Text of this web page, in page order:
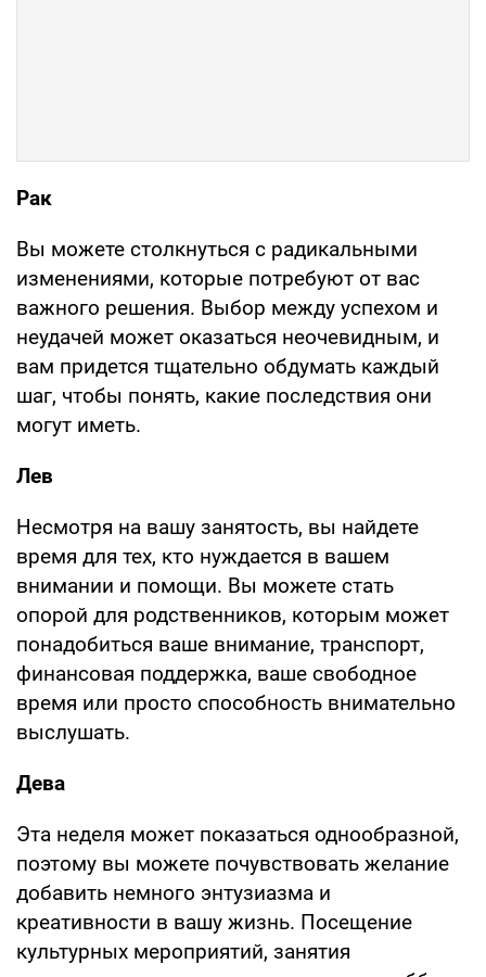
Рак
Вы можете столкнуться с радикальными
изменениями, которые потребуют от вас
важного решения. Выбор между успехом и
неудачей может оказаться неочевидным, и
вам придется тщательно обдумать каждый
шаг, чтобы понять, какие последствия они
могут иметь.
Лев
Несмотря на вашу занятость, вы найдете
время для тех, кто нуждается в вашем
внимании и помощи. Вы можете стать
опорой для родственников, которым может
понадобиться ваше внимание, транспорт,
финансовая поддержка, ваше свободное
время или просто способность внимательно
выслушать.
Дева
Эта неделя может показаться однообразной,
поэтому вы можете почувствовать желание
добавить немного энтузиазма и
креативности в вашу жизнь. Посещение
культурных мероприятий, занятия